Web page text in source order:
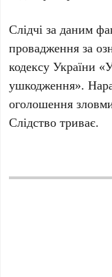
Слідчі за даним
провадження за
кодексу України
ушкодження».
оголошення
Слідство триває.